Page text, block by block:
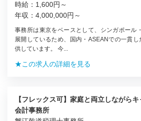
時給：1,600円～
年収：4,000,000円～
事務所は東京をベースとして、シンガポール
展開しているため、国内・ASEANでの一貫
供しています。 今...
★この求人の詳細を見る
【フレックス可】家庭と両立しながら
会計事務所